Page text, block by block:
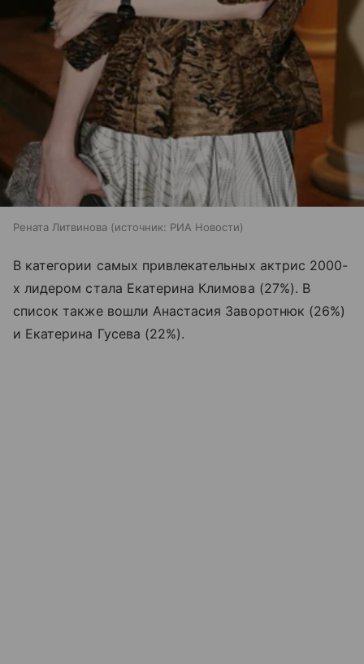
Рената Литвинова источник: РИА Новости
В категории самых привлекательных актрис 2000-
х лидером стала Екатерина Климова (27%). В
список также вошли Анастасия Заворотнюк (26%)
и Екатерина Гусева (22%).